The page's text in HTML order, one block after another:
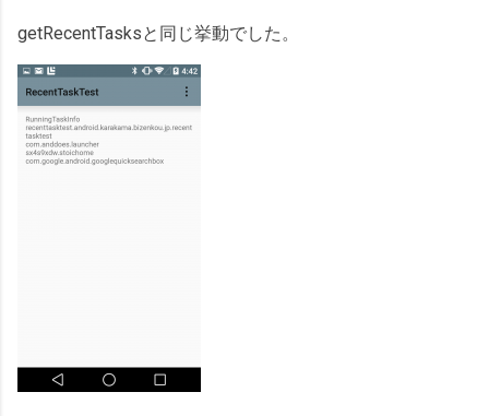
getRecentTasksと同じ挙動でした。